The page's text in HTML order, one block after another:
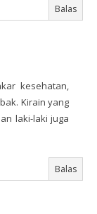
Balas
kesehatan,
Kirain yang
laki-laki juga
Balas